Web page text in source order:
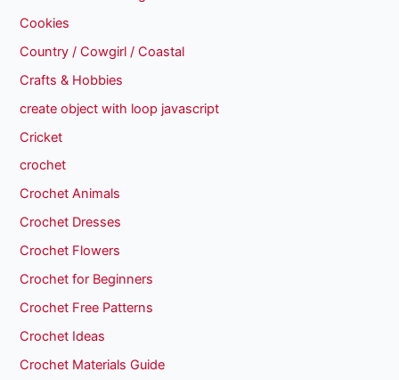
Cookies
Country / Cowgirl / Coastal
Crafts & Hobbies
create object with loop javascript
Cricket
crochet
Crochet Animals
Crochet Dresses
Crochet Flowers
Crochet for Beginners
Crochet Free Patterns
Crochet Ideas
Crochet Materials Guide